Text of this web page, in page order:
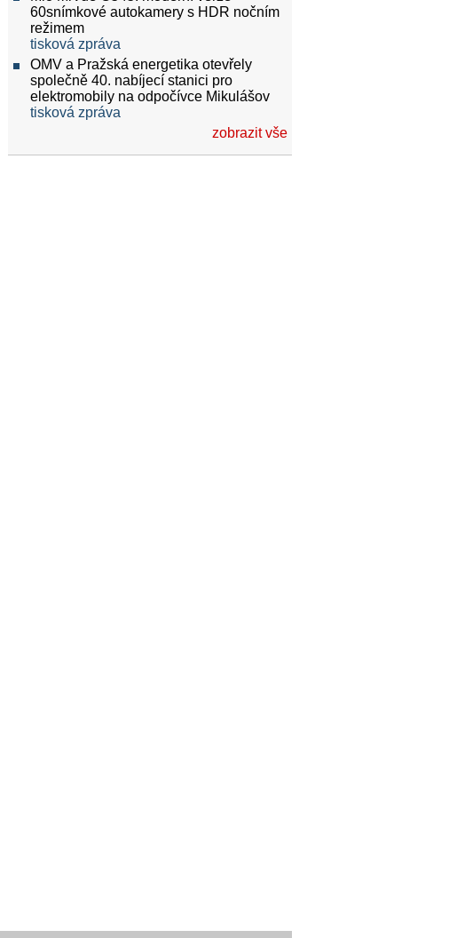
60snímkové autokamery s HDR nočním
režimem
tisková zpráva
OMV a Pražská energetika otevřely
společně 40. nabíjecí stanici pro
elektromobily na odpočívce Mikulášov
tisková zpráva
zobrazit vše